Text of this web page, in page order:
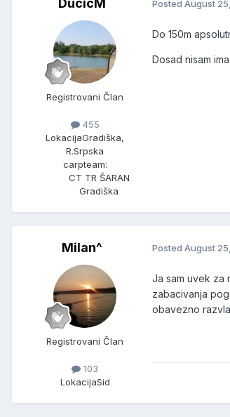
Registrovani Član
455
LokacijaGradiška,
R.Srpska
carpteam:
CT TR ŠARAN
Gradiška
Posted August
Do 150m
Dosad nisam
Milan^
Registrovani Član
103
LokacijaSid
Posted August
Ja sam uvek za
zabacivanja
obavezno